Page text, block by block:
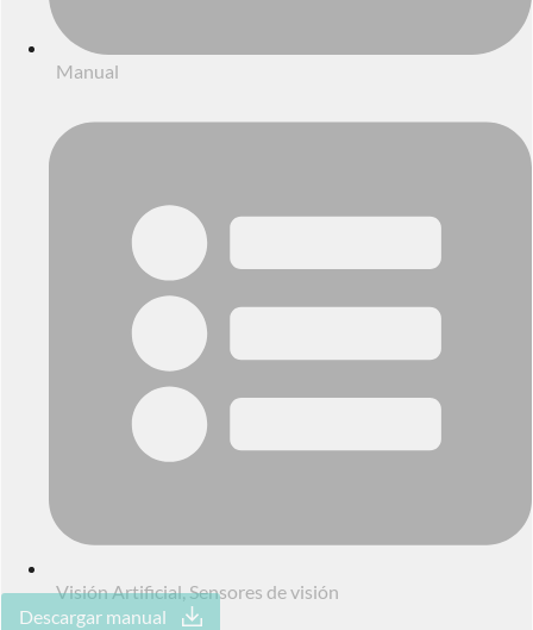
Manual
Visión Artificial,Sensores de visión
Descargar manual